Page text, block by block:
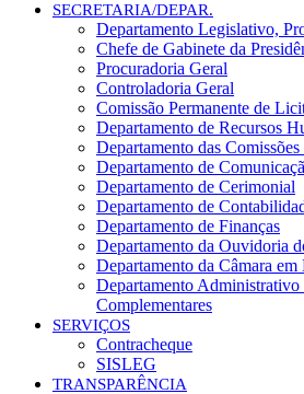
SECRETARIA/DEPAR.
Departamento Legislativo,
Chefe de Gabinete da
Procuradoria Geral
Controladoria Geral
Comissão Permanente de
Departamento de Recursos
Departamento das Comissões
Departamento de
Departamento de Cerimonial
Departamento de
Departamento de Finanças
Departamento da Ouvidoria
Departamento da Câmara
Departamento
Complementares
SERVIÇOS
Contracheque
SISLEG
TRANSPARÊNCIA